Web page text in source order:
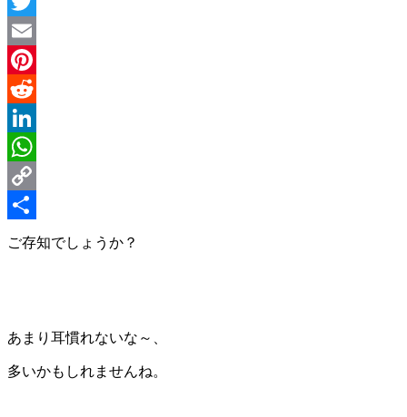
Twitter
Email
Pinterest
Reddit
LinkedIn
WhatsApp
Copy
Link
Share
ご存知でしょうか？
あまり耳慣れないな～、
多いかもしれませんね。